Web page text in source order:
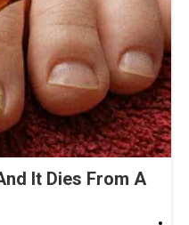
It Dies From A